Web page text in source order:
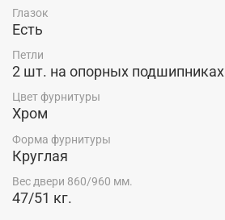
Глазок
Есть
Петли
2 шт. на опорных подшипниках
Цвет фурнитуры
Хром
Форма фурнитуры
Круглая
Вес двери 860/960 мм.
47/51 кг.